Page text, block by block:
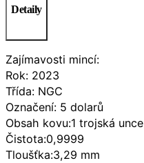
Detaily
Zajímavosti mincí:
Rok: 2023
Třída: NGC
Označení: 5 dolarů
Obsah kovu:1 trojská unce
Čistota:0,9999
Tloušťka:3,29 mm